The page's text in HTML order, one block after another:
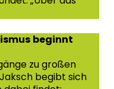
beginnt
zu großen
begibt sich